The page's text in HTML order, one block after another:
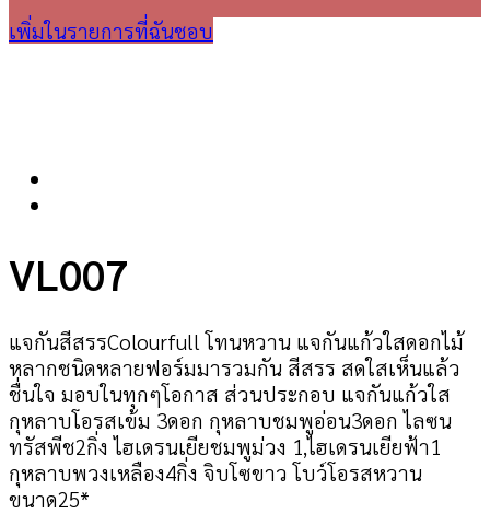
เพิ่มในรายการที่ฉันชอบ
VL007
แจกันสีสรรColourfull โทนหวาน แจกันแก้วใสดอกไม้
หลากชนิดหลายฟอร์มมารวมกัน สีสรร สดใสเห็นแล้ว
ชื่นใจ มอบในทุกๆโอกาส ส่วนประกอบ แจกันแก้วใส
กุหลาบโอรสเข้ม 3ดอก กุหลาบชมพูอ่อน3ดอก ไลซน
ทรัสพีช2กิ่ง ไฮเดรนเยียชมพูม่วง 1,ไฮเดรนเยียฟ้า1
กุหลาบพวงเหลือง4กิ่ง จิบโซขาว โบว์โอรสหวาน
ขนาด25*